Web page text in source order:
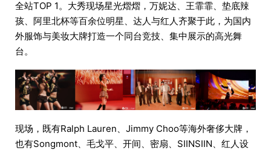
全站TOP 1。大秀现场星光熠熠，万妮达、王霏霏、垫底辣
孩、阿里北杯等百余位明星、达人与红人齐聚于此，为国内
外服饰与美妆大牌打造一个同台竞技、集中展示的高光舞
台。
现场，既有Ralph Lauren、Jimmy Choo等海外奢侈大牌，
也有Songmont、毛戈平、开间、密扇、SIINSIIN、红人设